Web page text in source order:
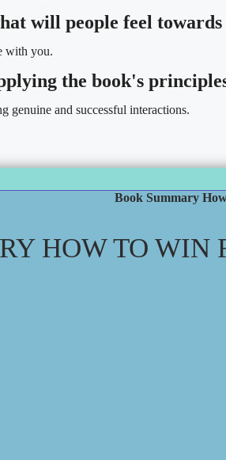
will people feel
with you.
the book's
genuine and successful interactions.
Book Summary
HOW TO WIN